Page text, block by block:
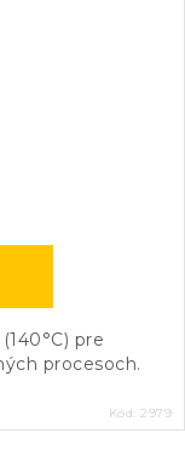
pre
procesoch.
Kód: 2979